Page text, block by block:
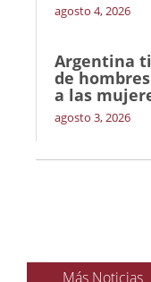
agosto 4, 2026
Argentina
de
a las
agosto 3, 2026
Más Noticias